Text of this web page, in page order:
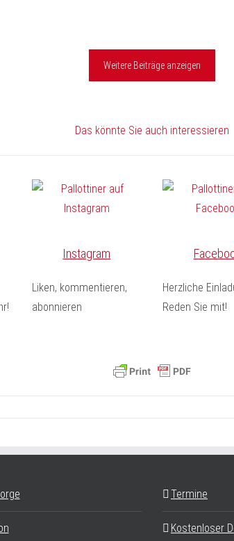
Weitere Beiträge anzeigen
Das könnte Sie auch interessieren
Instagram
Liken, kommentieren,
abonnieren
Herzliche
Reden Sie mit!
Termine
Kostenloser